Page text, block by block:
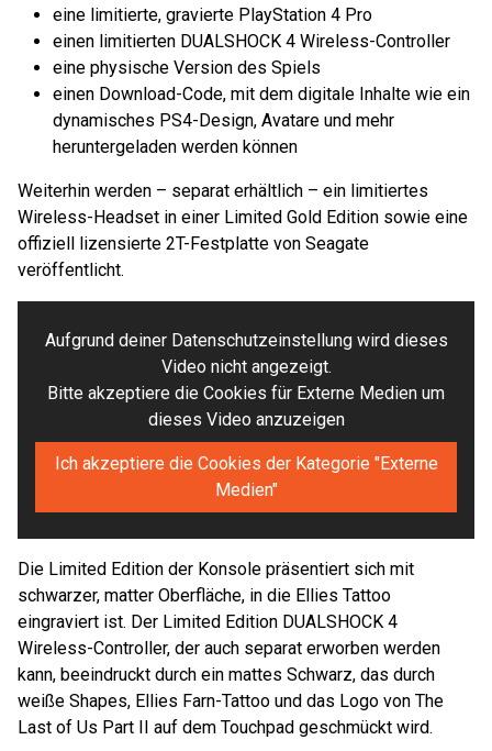
eine limitierte, gravierte PlayStation 4 Pro
einen limitierten DUALSHOCK 4 Wireless-Controller
eine physische Version des Spiels
einen Download-Code, mit dem digitale Inhalte wie ein
dynamisches PS4-Design, Avatare und mehr
heruntergeladen werden können
Weiterhin werden – separat erhältlich – ein limitiertes
Wireless-Headset in einer Limited Gold Edition sowie eine
offiziell lizensierte 2T-Festplatte von Seagate
veröffentlicht.
Aufgrund deiner Datenschutzeinstellung wird dieses
Video nicht angezeigt.
Bitte akzeptiere die Cookies für Externe Medien um
dieses Video anzuzeigen
Ich akzeptiere die Cookies der Kategorie "Externe
Medien"
Die Limited Edition der Konsole präsentiert sich mit
schwarzer, matter Oberfläche, in die Ellies Tattoo
eingraviert ist. Der Limited Edition DUALSHOCK 4
Wireless-Controller, der auch separat erworben werden
kann, beeindruckt durch ein mattes Schwarz, das durch
weiße Shapes, Ellies Farn-Tattoo und das Logo von The
Last of Us Part II auf dem Touchpad geschmückt wird.